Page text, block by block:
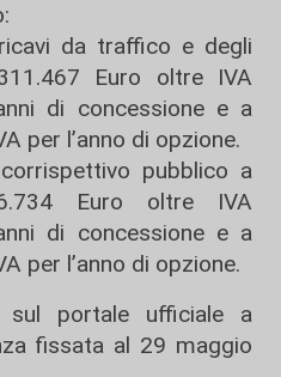
da traffico e degli
Euro oltre IVA
di concessione e a
per l’anno di opzione.
pubblico a
Euro oltre IVA
di concessione e a
per l’anno di opzione.
sul portale ufficiale a
fissata al 29 maggio